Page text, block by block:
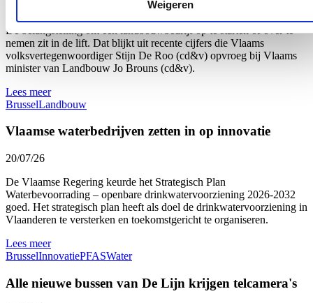
Weigeren
De belangstelling om een landbouwbedrijf op te starten of over te
nemen zit in de lift. Dat blijkt uit recente cijfers die Vlaams
volksvertegenwoordiger Stijn De Roo (cd&v) opvroeg bij Vlaams
minister van Landbouw Jo Brouns (cd&v).
Lees meer
BrusselLandbouw
Vlaamse waterbedrijven zetten in op innovatie
20/07/26
De Vlaamse Regering keurde het Strategisch Plan
Waterbevoorrading – openbare drinkwatervoorziening 2026-2032
goed. Het strategisch plan heeft als doel de drinkwatervoorziening in
Vlaanderen te versterken en toekomstgericht te organiseren.
Lees meer
BrusselInnovatiePFASWater
Alle nieuwe bussen van De Lijn krijgen telcamera's